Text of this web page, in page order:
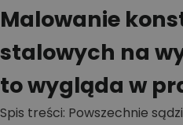
Malowanie
stalowych na
to wygląda w
Spis treści: Powszechnie